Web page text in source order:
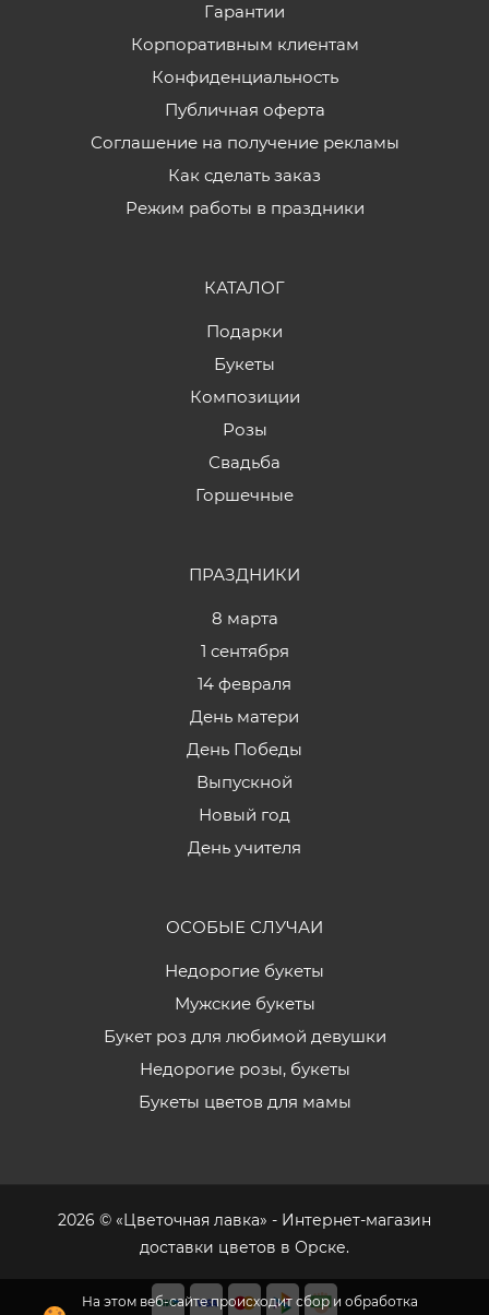
Гарантии
Корпоративным клиентам
Конфиденциальность
Публичная оферта
Соглашение на получение рекламы
Как сделать заказ
Режим работы в праздники
КАТАЛОГ
Подарки
Букеты
Композиции
Розы
Свадьба
Горшечные
ПРАЗДНИКИ
8 марта
1 сентября
14 февраля
День матери
День Победы
Выпускной
Новый год
День учителя
ОСОБЫЕ СЛУЧАИ
Недорогие букеты
Мужские букеты
Букет роз для любимой девушки
Недорогие розы, букеты
Букеты цветов для мамы
2026 © «Цветочная лавка» - Интернет-магазин
доставки цветов в Орске.